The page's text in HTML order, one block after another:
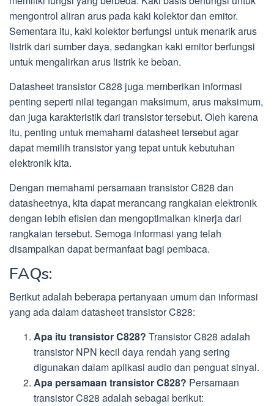
mengontrol aliran arus pada kaki kolektor dan emitor.
Sementara itu, kaki kolektor berfungsi untuk menarik arus
listrik dari sumber daya, sedangkan kaki emitor berfungsi
untuk mengalirkan arus listrik ke beban.
Datasheet transistor C828 juga memberikan informasi
penting seperti nilai tegangan maksimum, arus maksimum,
dan juga karakteristik dari transistor tersebut. Oleh karena
itu, penting untuk memahami datasheet tersebut agar
dapat memilih transistor yang tepat untuk kebutuhan
elektronik kita.
Dengan memahami persamaan transistor C828 dan
datasheetnya, kita dapat merancang rangkaian elektronik
dengan lebih efisien dan mengoptimalkan kinerja dari
rangkaian tersebut. Semoga informasi yang telah
disampaikan dapat bermanfaat bagi pembaca.
FAQs:
Berikut adalah beberapa pertanyaan umum dan informasi
yang ada dalam datasheet transistor C828:
Apa itu transistor C828? Transistor C828 adalah
transistor NPN kecil daya rendah yang sering
digunakan dalam aplikasi audio dan penguat sinyal.
Apa persamaan transistor C828? Persamaan
transistor C828 adalah sebagai berikut: